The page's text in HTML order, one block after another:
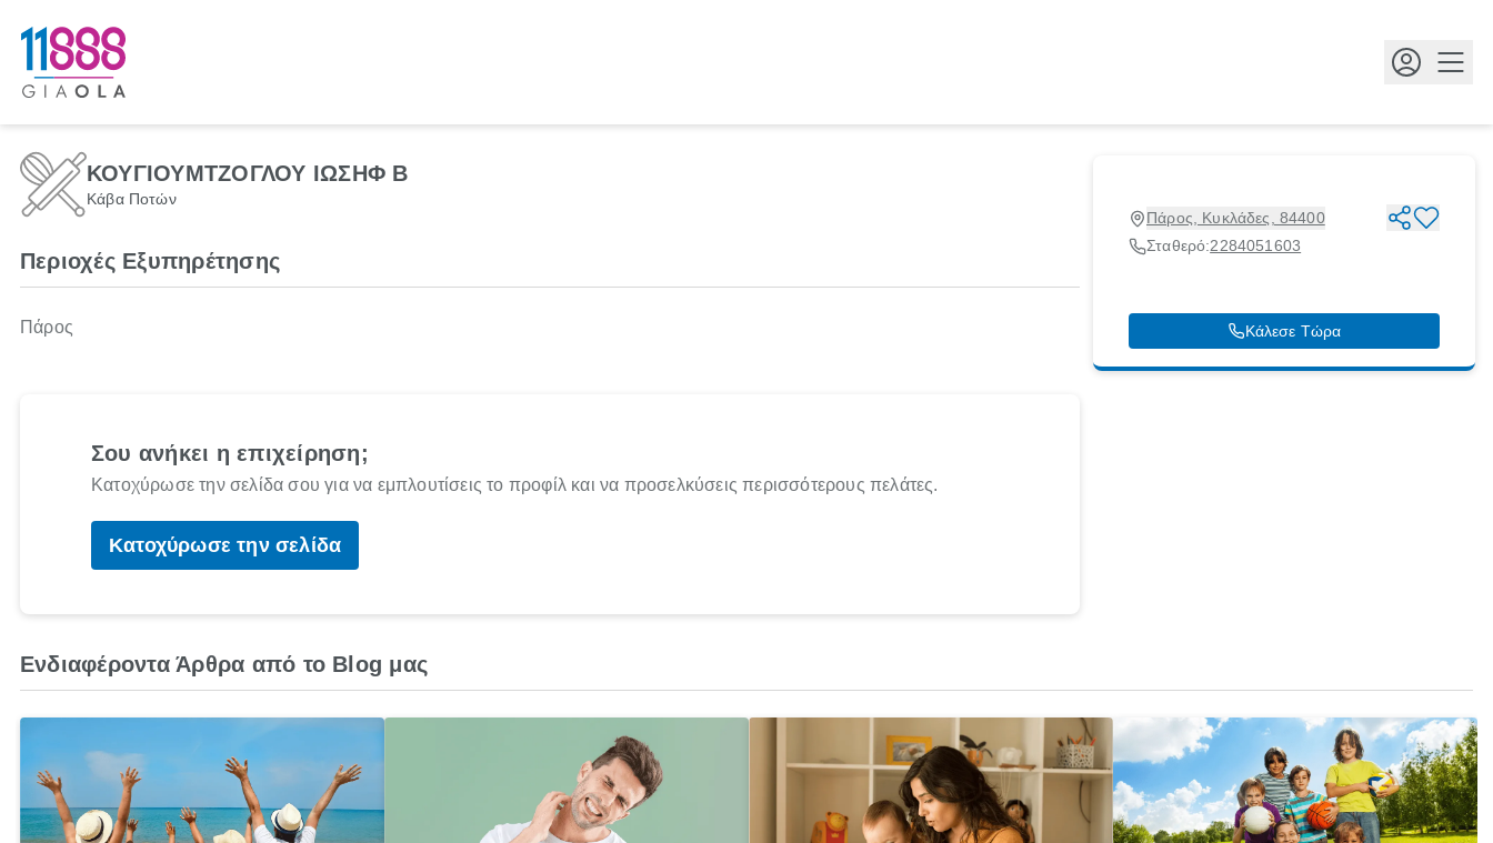
ΚΟΥΓΙΟΥΜΤΖΟΓΛΟΥ ΙΩΣΗΦ Β
Κάβα Ποτών
Πάρος, Κυκλάδες, 84400
Σταθερό:2284051603
Κάλεσε Τώρα
Περιοχές Εξυπηρέτησης
Πάρος
Σου ανήκει η επιχείρηση;
Κατοχύρωσε την σελίδα σου για να εμπλουτίσεις το προφίλ και να προσελκύσεις περισσότερους πελάτες.
Κατοχύρωσε την σελίδα
Ενδιαφέροντα Άρθρα από το Blog μας